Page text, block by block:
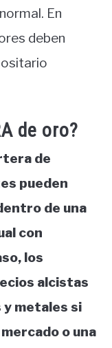
En
deben
de oro?
de
pueden
de una
con
los
alcistas
y metales si
o una